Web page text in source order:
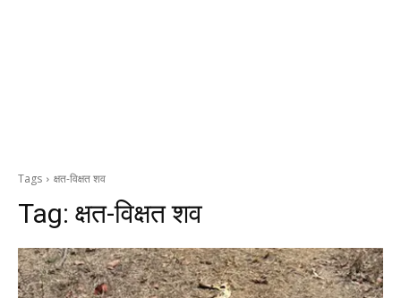
Tags क्षत-विक्षत शव
Tag: क्षत-विक्षत शव